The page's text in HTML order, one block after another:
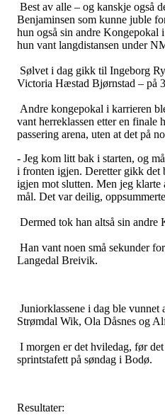
Best av alle – og kanskje også
Benjaminsen som kunne juble
hun også sin andre Kongepokal
hun vant langdistansen under
Sølvet i dag gikk til Ingeborg
Victoria Hæstad Bjørnstad – på
Andre kongepokal i karrieren
vant herreklassen etter en finale
passering arena, uten at det på
- Jeg kom litt bak i starten, og
i fronten igjen. Deretter gikk det
igjen mot slutten. Men jeg
mål. Det var deilig,
Dermed tok han altså sin
Han vant noen små sekunder
Langedal Breivik.
Juniorklassene i dag ble
Strømdal Wik, Ola Dåsnes og
I morgen er det hviledag, før
sprintstafett på søndag i Bodø.
Resultater: